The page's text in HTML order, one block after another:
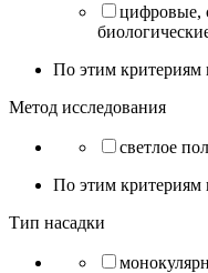
цифровые,
По этим критериям
Метод исследования
светлое
По этим критериям
Тип насадки